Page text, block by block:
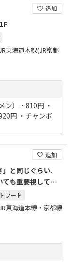
追加
東海道本線(JR京都
ン）…810円 ・
円 ・チャンポ
追加
と同じぐらい、
も重要視してい
フード
東海道本線・京都線